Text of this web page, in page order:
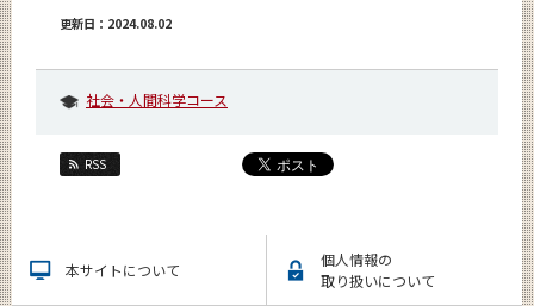
更新日：2024.08.02
社会・人間科学コース
RSS
本サイトについて
個人情報の
取り扱いについて